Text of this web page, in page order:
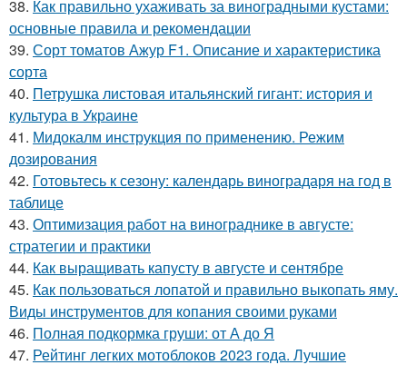
38. Как правильно ухаживать за виноградными кустами:
основные правила и рекомендации
39. Сорт томатов Ажур F1. Описание и характеристика
сорта
40. Петрушка листовая итальянский гигант: история и
культура в Украине
41. Мидокалм инструкция по применению. Режим
дозирования
42. Готовьтесь к сезону: календарь виноградаря на год в
таблице
43. Оптимизация работ на винограднике в августе:
стратегии и практики
44. Как выращивать капусту в августе и сентябре
45. Как пользоваться лопатой и правильно выкопать яму.
Виды инструментов для копания своими руками
46. Полная подкормка груши: от А до Я
47. Рейтинг легких мотоблоков 2023 года. Лучшие